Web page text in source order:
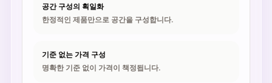
공간 구성의 획일화
한정적인 제품만으로 공간을 구성합니다.
기준 없는 가격 구성
명확한 기준 없이 가격이 책정됩니다.